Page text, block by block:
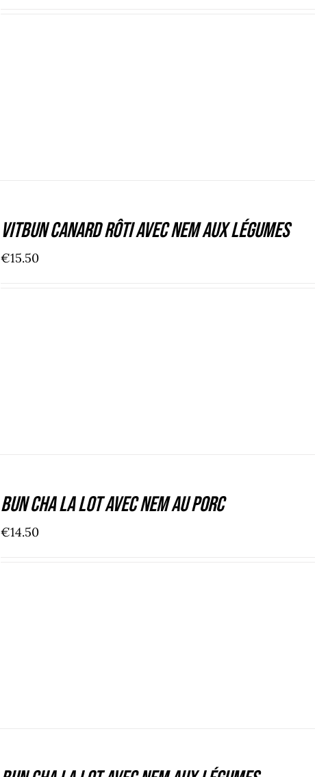
Vitbun canard rôti avec nem aux légumes
€15.50
Bun Cha la lot avec nem au porc
€14.50